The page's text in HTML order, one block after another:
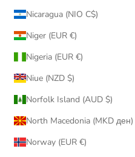
Nicaragua (NIO C$)
Niger (EUR €)
Nigeria (EUR €)
Niue (NZD $)
Norfolk Island (AUD $)
North Macedonia (MKD ден)
Norway (EUR €)